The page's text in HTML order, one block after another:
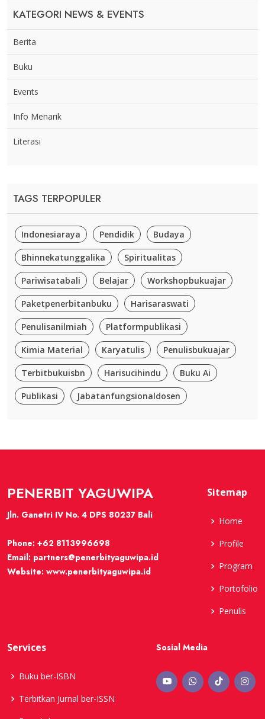
KATEGORI NEWS & EVENTS
Berita
Buku
Events
Info Menarik
Literasi
TAGS TERPOPULER
Indonesiaraya Pendidik Budaya
Bhinnekatunggalika Spiritualitas
Pariwisatabali Belajar Workshopbukuajar
Paketpenerbitanbuku Harisaraswati
Penulisanilmiah Platformpublikasi
Kimia Material Karyatulis Penulisbukuajar
Terbitbukuisbn Harisucihindu Buku Ai
Publikasi Jabatanfungsionaldosen
PENERBIT YAGUWIPA
Jln. Ganetri IV No. 4 DPS 80237 Bali
Phone: +62 8113996698
Email: partners@penerbityaguwipa.id
Website: www.penerbityaguwipa.id
Sitemap
Home
Profile
Program
Portofolio
Penulis
Services
Buku ber-ISBN
Terbitkan Jurnal ber-ISSN
Sosial Media